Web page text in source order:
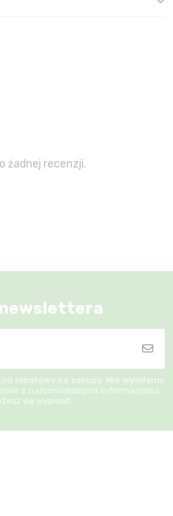
żadnej recenzji.
newslettera
rabatowy na zakupy. Nie wysyłamy
z najcenniejszymi informacjami.
się wypisać.